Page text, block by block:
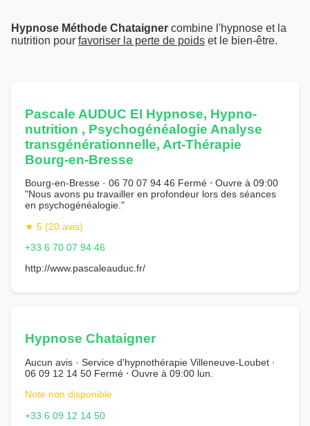
Hypnose Méthode Chataigner combine l'hypnose et la
nutrition pour favoriser la perte de poids et le bien-être.
Pascale AUDUC EI Hypnose, Hypno-
nutrition , Psychogénéalogie Analyse
transgénérationnelle, Art-Thérapie
Bourg-en-Bresse
Bourg-en-Bresse · 06 70 07 94 46 Fermé ⋅ Ouvre à 09:00
"Nous avons pu travailler en profondeur lors des séances
en psychogénéalogie."
★ 5 (20 avis)
+33 6 70 07 94 46
http://www.pascaleauduc.fr/
Hypnose Chataigner
Aucun avis · Service d'hypnothérapie Villeneuve-Loubet ·
06 09 12 14 50 Fermé ⋅ Ouvre à 09:00 lun.
Note non disponible
+33 6 09 12 14 50